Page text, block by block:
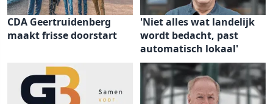
CDA Geertruidenberg
maakt frisse doorstart
'Niet alles wat landelijk
wordt bedacht, past
automatisch lokaal'